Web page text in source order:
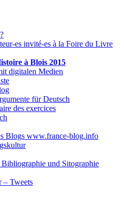
es invité-es à la Foire du Livre
à Blois 2015
digitalen Medien
für Deutsch
des exercices
Blogs www.france-blog.info
und Sitographie
– Tweets